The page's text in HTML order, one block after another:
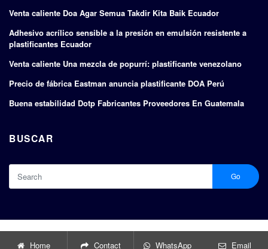
Venta caliente Doa Agar Semua Takdir Kita Baik Ecuador
Adhesivo acrílico sensible a la presión en emulsión resistente a
plastificantes Ecuador
Venta caliente Una mezcla de popurrí: plastificante venezolano
Precio de fábrica Eastman anuncia plastificante DOA Perú
Buena estabilidad Dotp Fabricantes Proveedores En Guatemala
BUSCAR
Go
Home Contact WhatsApp Email